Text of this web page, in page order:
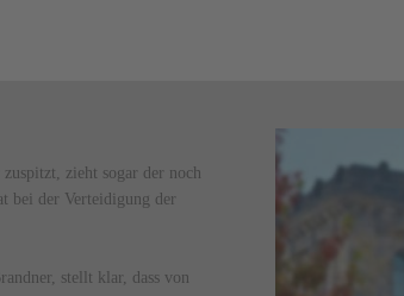
zieht sogar der noch
bei der Verteidigung der
stellt klar, dass von